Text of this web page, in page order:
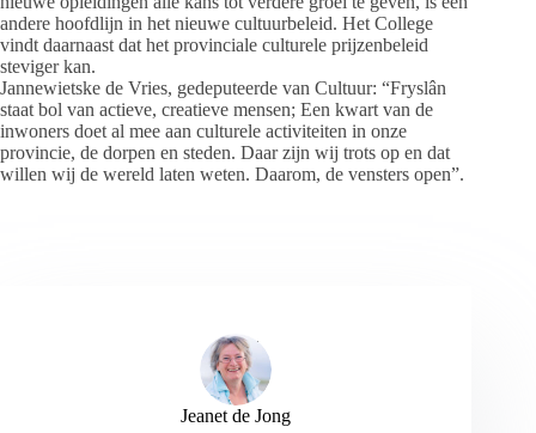
andere hoofdlijn in het nieuwe cultuurbeleid. Het College
vindt daarnaast dat het provinciale culturele prijzenbeleid
steviger kan.
Jannewietske de Vries, gedeputeerde van Cultuur: “Fryslân
staat bol van actieve, creatieve mensen; Een kwart van de
inwoners doet al mee aan culturele activiteiten in onze
provincie, de dorpen en steden. Daar zijn wij trots op en dat
willen wij de wereld laten weten. Daarom, de vensters open”.
Jeanet de Jong